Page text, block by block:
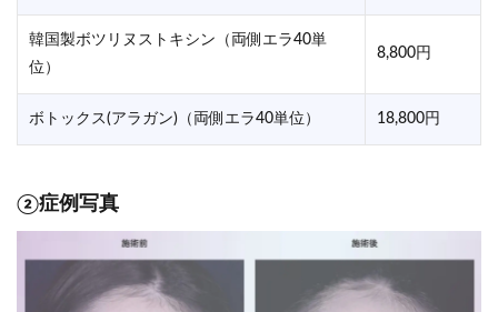
韓国製ボツリヌストキシン（両側エラ40単
位）
8,800円
ボトックス(アラガン)（両側エラ40単位） 18,800円
②症例写真